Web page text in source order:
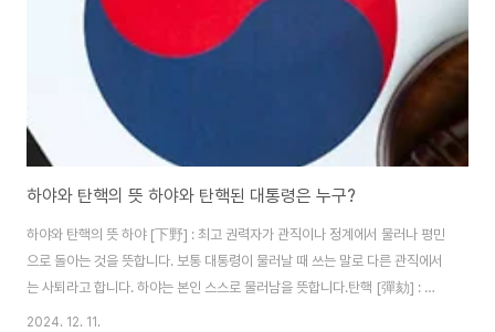
하야와 탄핵의 뜻 하야와 탄핵된 대통령은 누구?
하야와 탄핵의 뜻 하야 [下野] : 최고 권력자가 관직이나 정계에서 물러나 평민
으로 돌아는 것을 뜻합니다. 보통 대통령이 물러날 때 쓰는 말로 다른 관직에서
는 사퇴라고 합니다. 하야는 본인 스스로 물러남을 뜻합니다.탄핵 [彈劾] : 소
추가 곤란한 대통령, 국무위원, 법관 등의 고위 공무원이 저지른 위법 행위에 대
2024. 12. 11.